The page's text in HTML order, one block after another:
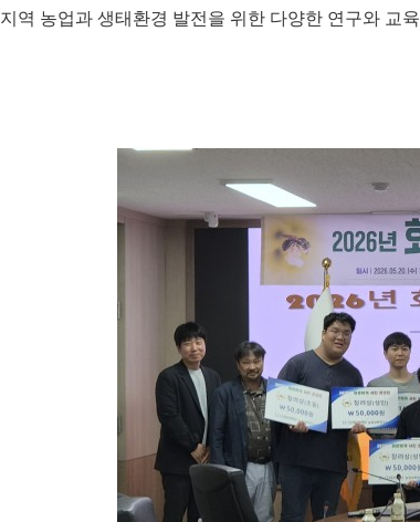
지역 농업과 생태환경 발전을 위한 다양한 연구와 교육